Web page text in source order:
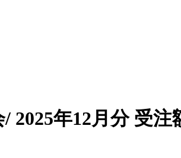
2025年12月分 受注